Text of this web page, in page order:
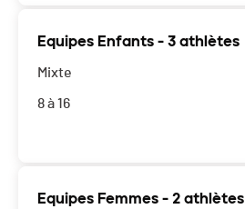
Equipes Enfants - 3 athlètes
Mixte
8 à 16
Equipes Femmes - 2 athlètes